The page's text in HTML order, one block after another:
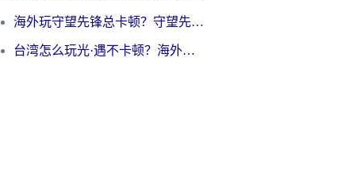
海外玩守望先锋总卡顿？守望先锋游戏加速器在哪里买&避坑指南（附欧洲非洲游戏实测）
台湾怎么玩光·遇不卡顿？海外党国服游戏加速终极攻略（附实测体验）